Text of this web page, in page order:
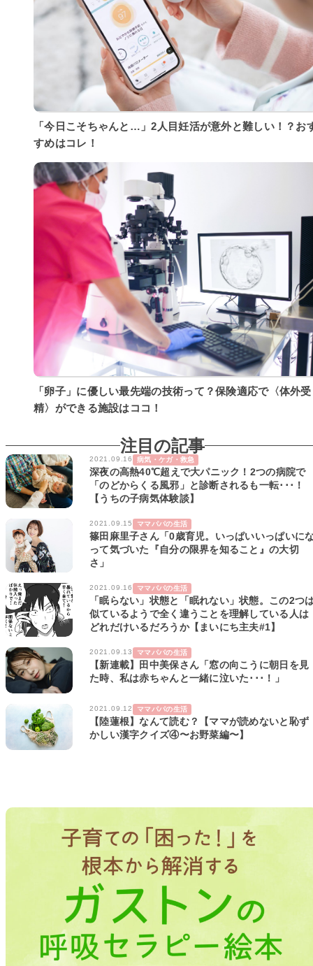
「今日こそちゃんと…」2人目妊活が意外と難しい！？お
すめはコレ！
「卵子」に優しい最先端の技術って？保険適応で〈体外受
精〉ができる施設はココ！
注目の記事
2021.09.16 病気・ケガ・救急
深夜の高熱40℃超えで大パニック！2つの病院で
「のどからくる風邪」と診断されるも一転･･･！
【うちの子病気体験談】
2021.09.15 ママパパの生活
篠田麻里子さん「0歳育児。いっぱいいっぱいに
って気づいた『自分の限界を知ること』の大切
さ」
2021.09.16 ママパパの生活
「眠らない」状態と「眠れない」状態。この2つ
似ているようで全く違うことを理解している人は
どれだけいるだろうか【まいにち主夫#1】
2021.09.13 ママパパの生活
【新連載】田中美保さん「窓の向こうに朝日を見
た時、私は赤ちゃんと一緒に泣いた･･･！」
2021.09.12 ママパパの生活
【陸蓮根】なんて読む？【ママが読めないと恥ず
かしい漢字クイズ④〜お野菜編〜】